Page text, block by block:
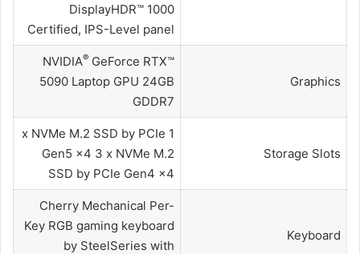
DisplayHDR™ 1000
Certified, IPS-Level panel
Graphics
NVIDIA®GeForce RTX™
5090 Laptop GPU 24GB
GDDR7
Storage Slots
1 x NVMe M.2 SSD by PCIe
Gen5 x4 3 x NVMe M.2
SSD by PCIe Gen4 x4
Keyboard
Cherry Mechanical Per-
Key RGB gaming keyboard
by SteelSeries with